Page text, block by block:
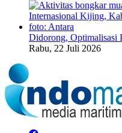
Didorong, Optimalisasi
Rabu, 22 Juli 2026